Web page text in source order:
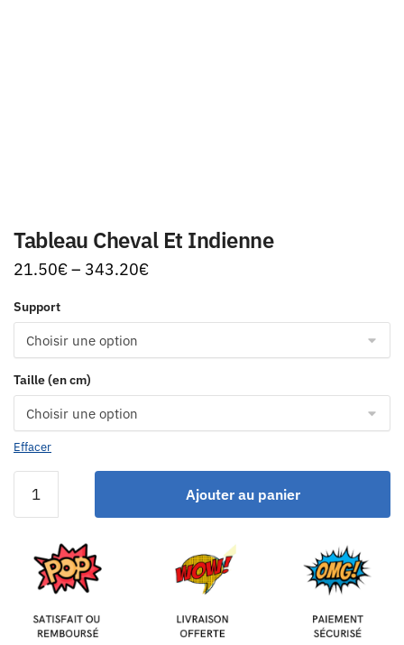
Tableau Cheval Et Indienne
21.50€– 343.20€
Support
Taille (en cm)
Effacer
Ajouter au panier